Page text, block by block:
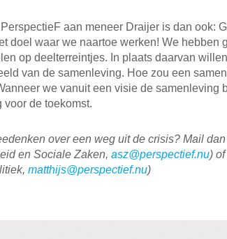
aan meneer Draijer is dan ook:
doel waar we naartoe werken! We hebben
op deelterreintjes. In plaats daarvan
van de samenleving. Hoe zou een
we vanuit een visie de samenleving
voor de toekomst.
over een weg uit de crisis? Mail
en Sociale Zaken, asz@perspectief.nu)
matthijs@perspectief.nu)